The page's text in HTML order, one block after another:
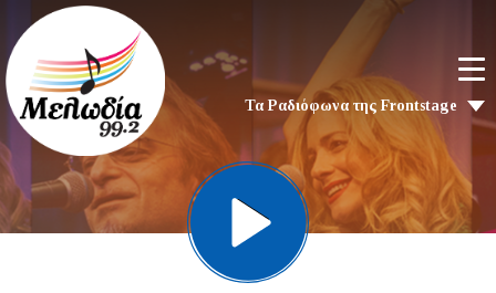
Τα Ραδιόφωνα της Frontstage